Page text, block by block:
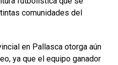
comunidades del
en Pallasca otorga aún
ya que el equipo ganador